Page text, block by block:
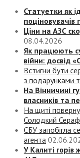
Статуетки як
поціновувачів
Ціни на АЗС
08.04.2026
Як працюють
війни: досвід
Встигни бути
з подарунками
На Вінничині
власників та
На щиті
Солодкий
СБУ запобігла
агента
У Калиті